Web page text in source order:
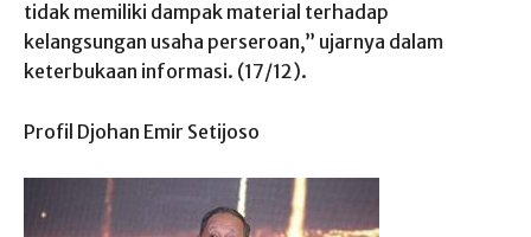
tidak memiliki dampak material terhadap
kelangsungan usaha perseroan,” ujarnya dalam
keterbukaan informasi. (17/12).
Profil Djohan Emir Setijoso